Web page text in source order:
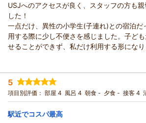
ホテルソビアル大阪ドーム前からの返信
この度は当館をご利用いただき、誠にあり
ご滞在中は快適にお過ごしいただけたご様
く拝読いたしました。また、大浴場やドリ
ましてもご満足いただけたとのこと、何よ
お客様に少しでも旅の疲れを癒していただ
もサービスの向上に努めてまいります。
また大阪へお越しの際は、ぜひ当館をご利
タッフ一同、心よりお待ちしております。
USJへのアクセスが良く、スタッフの方も
した！
一点だけ、異性の小学生(子連れ)との宿泊だ
用する際に少し不便さを感じました。子ど
せることができず、私だけ利用する形にな
ャワー室のみだったので、お部屋にも浴槽
たなと思いました。また、カードキーが1枚
呂に行っている間は部屋の電源が切れ、子
の明かりで過ごしていました。
カードキーを2枚発行していただけると、子
それ以外は満足しており、良い思い出になり
宿泊時期： 2026年06月宿泊 (子連れ旅行)
投稿者： ゆきまるさん
宿泊プラン： 【お子様歓迎◆ファミリープラン】［
ら部屋代が無料！大阪の旅を、楽しくお得に。
ツ
宿泊価格帯： 12,001～13,000円(大人一人あたり/税
5
項目別評価： 部屋 4 風呂 4 朝食 - 夕食 - 接客 4
駅近でコスパ最高